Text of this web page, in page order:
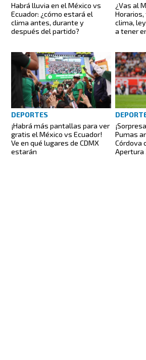
Habrá lluvia en el México vs
Ecuador: ¿cómo estará el
clima antes, durante y
después del partido?
¿Vas al
clima,
a tener
DEPORTES
¡Habrá más pantallas para ver
gratis el México vs Ecuador!
Ve en qué lugares de CDMX
estarán
Pumas
Córdova
Apertura